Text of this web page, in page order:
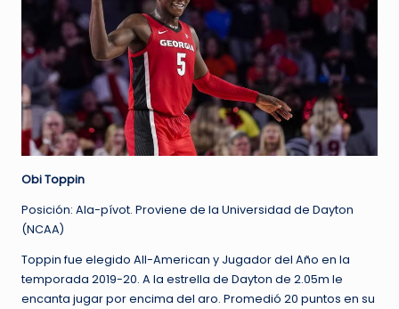
Obi Toppin
Posición: Ala-pívot. Proviene de la Universidad de Dayton
(NCAA)
Toppin fue elegido All-American y Jugador del Año en la
temporada 2019-20. A la estrella de Dayton de 2.05m le
encanta jugar por encima del aro. Promedió 20 puntos en su